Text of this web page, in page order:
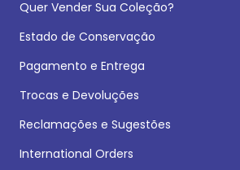
Quer Vender Sua Coleção?
Estado de Conservação
Pagamento e Entrega
Trocas e Devoluções
Reclamações e Sugestões
International Orders